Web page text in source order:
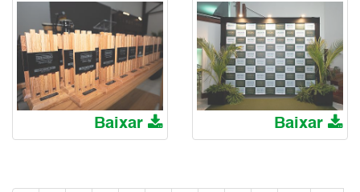
Baixar Baixar